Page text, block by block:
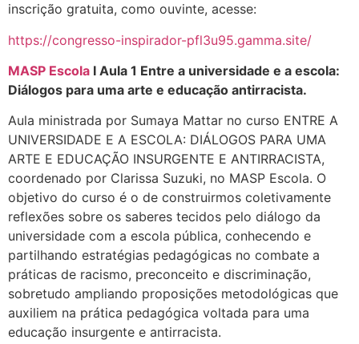
inscrição gratuita, como ouvinte, acesse:
https://congresso-inspirador-pfl3u95.gamma.site/
MASP Escola I Aula 1 Entre a universidade e a escola:
Diálogos para uma arte e educação antirracista.
Aula ministrada por Sumaya Mattar no curso ENTRE A
UNIVERSIDADE E A ESCOLA: DIÁLOGOS PARA UMA
ARTE E EDUCAÇÃO INSURGENTE E ANTIRRACISTA,
coordenado por Clarissa Suzuki, no MASP Escola. O
objetivo do curso é o de construirmos coletivamente
reflexões sobre os saberes tecidos pelo diálogo da
universidade com a escola pública, conhecendo e
partilhando estratégias pedagógicas no combate a
práticas de racismo, preconceito e discriminação,
sobretudo ampliando proposições metodológicas que
auxiliem na prática pedagógica voltada para uma
educação insurgente e antirracista.